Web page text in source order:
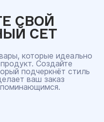
СВОЙ
СЕТ
которые идеально
Создайте
подчеркнёт стиль
ваш заказ